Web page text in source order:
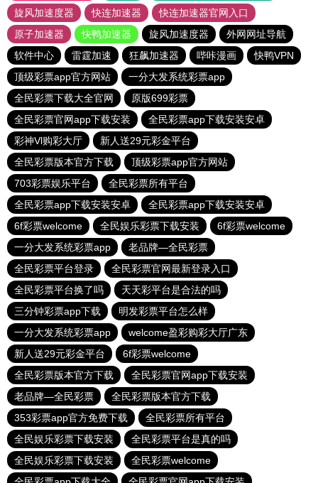
旋风加速度器
快连加速器
快连加速器官网入口
原子加速器
快鸭加速器 旋风加速度器
外网网址导航
软件中心
雷霆加速 狂飙加速器 哔咔漫画
快鸭VPN
顶级彩票app官方网站
一分大发系统彩票app
全民彩票下载大全官网
原版699彩票
全民彩票官网app下载安装
全民彩票app下载安装安卓
彩神Vl购彩大厅
新人送29元彩金平台
全民彩票版本官方下载
顶级彩票app官方网站
703彩票娱乐平台
全民彩票所有平台
全民彩票app下载安装安卓
全民彩票app下载安装安卓
6f彩票welcome
全民娱乐彩票下载安装
6f彩票welcome
一分大发系统彩票app
老品牌—全民彩票
全民彩票平台登录
全民彩票官网最新登录入口
全民彩票平台换了吗
天天彩平台是合法的吗
三分钟彩票app下载
明发彩票平台怎么样
一分大发系统彩票app
welcome盈彩购彩大厅广东
新人送29元彩金平台
6f彩票welcome
全民彩票版本官方下载
全民彩票官网app下载安装
老品牌—全民彩票
全民彩票版本官方下载
353彩票app官方免费下载
全民彩票所有平台
全民娱乐彩票下载安装
全民彩票平台是真的吗
全民娱乐彩票下载安装
全民彩票welcome